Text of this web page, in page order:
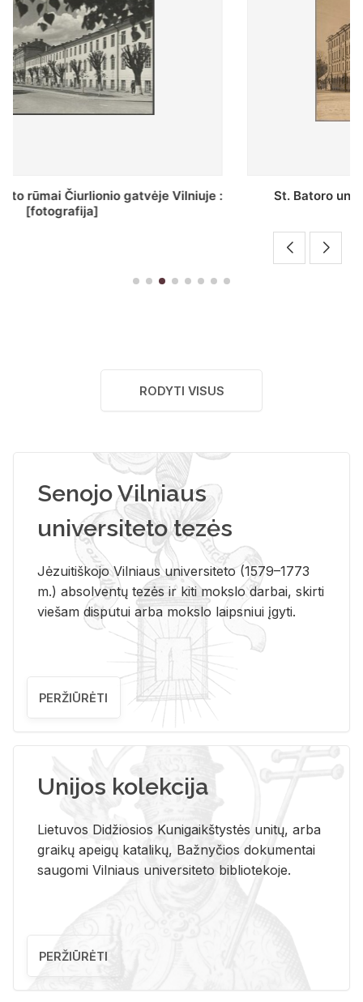
St. Batoro universiteto J. Pilsudskio kolegija :
RODYTI VISUS
Senojo Vilniaus
universiteto tezės
Jėzuitiškojo Vilniaus universiteto (1579–1773
m.) absolventų tezės ir kiti mokslo darbai, skirti
viešam disputui arba mokslo laipsniui įgyti.
PERŽIŪRĖTI
Unijos kolekcija
Lietuvos Didžiosios Kunigaikštystės unitų, arba
graikų apeigų katalikų, Bažnyčios dokumentai
saugomi Vilniaus universiteto bibliotekoje.
PERŽIŪRĖTI